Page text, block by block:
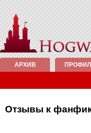
АРХИВ
Отзывы к